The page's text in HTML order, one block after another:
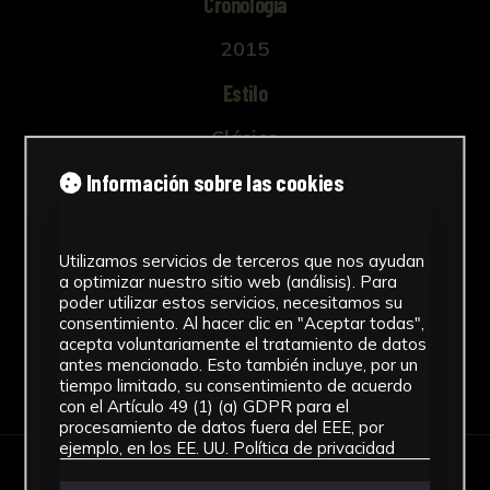
aristocracia senatorial cultivaba en sus villas
del presente y de los negocios de estado. Y
para ello se buscaba que la atmósfera de estas
espiritual, coincidiendo inquietudes librescas y
gustos artísticos. De ahí el coleccionismo de
esculturas que animaban sus salas.
La existencia de una mayor clientela romana
hizo que muchos talleres áticos produjesen
obras en serie que podían concluirse y
retocarse en Roma en función del gusto del
cliente. Partiendo de los modelos se hicieron
réplicas más o menos fieles de esculturas,
copias de detalles de éstas como ornato, así
como relieves y todo tipo de creaciones que
2015
Estilo
Clásico
Técnica
Ver más
Descargar Ficha
Información sobre las cookies
Utilizamos servicios de terceros que nos ayudan
a optimizar nuestro sitio web (análisis). Para
poder utilizar estos servicios, necesitamos su
consentimiento. Al hacer clic en "Aceptar todas",
acepta voluntariamente el tratamiento de datos
antes mencionado. Esto también incluye, por un
tiempo limitado, su consentimiento de acuerdo
con el Artículo 49 (1) (a) GDPR para el
procesamiento de datos fuera del EEE, por
ejemplo, en los EE. UU. Política de privacidad